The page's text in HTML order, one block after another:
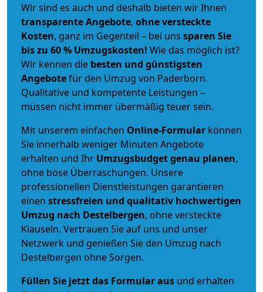
Wir sind es auch und deshalb bieten wir Ihnen
transparente Angebote, ohne versteckte
Kosten, ganz im Gegenteil – bei uns sparen Sie
bis zu 60 % Umzugskosten! Wie das möglich ist?
Wir kennen die besten und günstigsten
Angebotefür den Umzug von Paderborn.
Qualitative und kompetente Leistungen –
müssen nicht immer übermäßig teuer sein.
Mit unserem einfachen Online-Formular können
Sie innerhalb weniger Minuten Angebote
erhalten und Ihr Umzugsbudgetgenau planen,
ohne böse Überraschungen. Unsere
professionellen Dienstleistungen garantieren
einen stressfreien und qualitativ hochwertigen
Umzug nach Destelbergen, ohne versteckte
Klauseln. Vertrauen Sie auf uns und unser
Netzwerk und genießen Sie den Umzug nach
Destelbergen ohne Sorgen.
Füllen Sie jetzt das Formular aus und erhalten